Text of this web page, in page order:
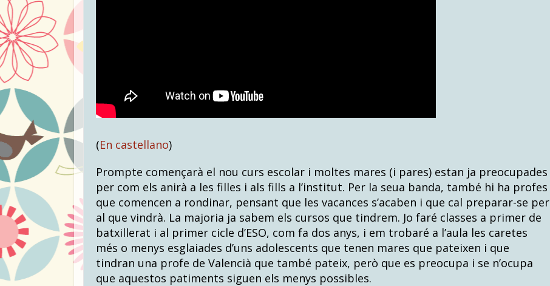
(En castellano)
Prompte començarà el nou curs escolar i moltes mares (i pares) estan ja preocupades
per com els anirà a les filles i als fills a l’institut. Per la seua banda, també hi ha profes
que comencen a rondinar, pensant que les vacances s’acaben i que cal preparar-se per
al que vindrà. La majoria ja sabem els cursos que tindrem. Jo faré classes a primer de
batxillerat i al primer cicle d’ESO, com fa dos anys, i em trobaré a l’aula les caretes
més o menys esglaiades d’uns adolescents que tenen mares que pateixen i que
tindran una profe de Valencià que també pateix, però que es preocupa i se n’ocupa
que aquestos patiments siguen els menys possibles.